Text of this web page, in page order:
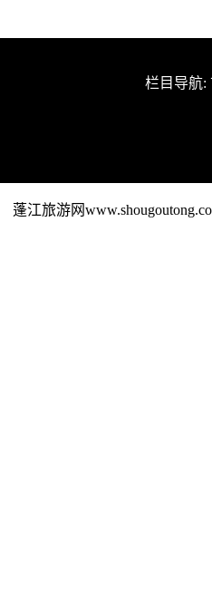
栏目导航:
蓬江旅游网